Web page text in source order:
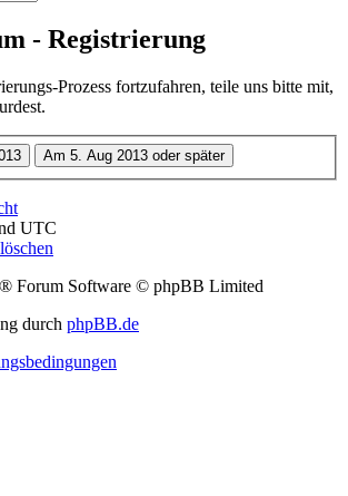
- Registrierung
Prozess fortzufahren, teile uns bitte mit,
UTC
® Forum Software © phpBB Limited
durch phpBB.de